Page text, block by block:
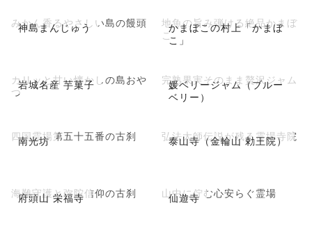
神島まんじゅう
みかん香るやさしい島の饅頭
かまぼこの村上「かまぼ
こ」
地魚の旨み弾ける絶品かまぼ
こ
岩城名産 芋菓子
カリッと甘い懐かしの島おや
つ
媛ベリージャム（ブルー
ベリー）
完熟果実そのまま贅沢ジャム
南光坊
四国霊場第五十五番の古刹 泰山寺（金輪山 勅王院）
弘法大師伝説が残る霊場寺院
府頭山 栄福寺
海難守護と弥陀信仰の古刹 仙遊寺
山中に佇む心安らぐ霊場